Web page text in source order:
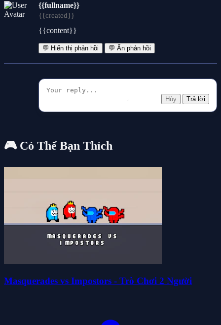
{{fullname}}
{{created}}
{{content}}
💬 Hiển thị phản hồi 💬 Ẩn phản hồi
Hủy Trả lời
🎮 Có Thể Bạn Thích
Masquerades vs Impostors - Trò Chơi 2 Người